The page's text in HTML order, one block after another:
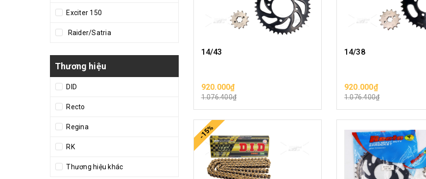
Exciter 150
Raider/Satria
Thương hiệu
DID
Recto
Regina
RK
Thương hiệu khác
14/43
920.000₫
1.076.400₫
CHỌN SẢN PHẨM
14/38
920.000₫
1.076.400₫
CHỌN SẢN PHẨM
-15%